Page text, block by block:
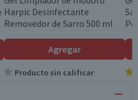
Harpic Desinfectante
Removedor de Sarro 500 ml
Agregar
Producto sin calificar